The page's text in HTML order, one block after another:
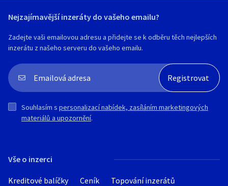
Vše o inzerci
Kreditové balíčky Ceník
Topování inzerátů
Nejzajímavější inzeráty do vašeho emailu?
Zadejte vaši emailovou adresu a přidejte se k odběru těch nejlepších
inzerátu z našeho serveru do vašeho emailu.
Souhlasím s personalizací nabídek, zasíláním marketingových
materiálů a upozornění.